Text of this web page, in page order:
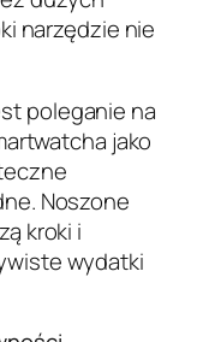
narzędzie nie
poleganie na
jako
Noszone
kroki i
wydatki